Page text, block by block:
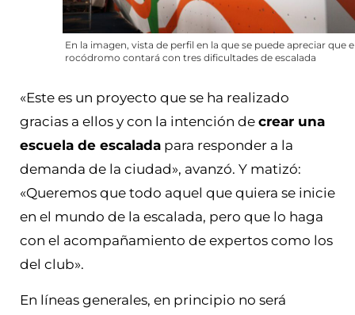
En la imagen, vista de perfil en la que se puede apreciar que
rocódromo contará con tres dificultades de escalada
«Este es un proyecto que se ha realizado
gracias a ellos y con la intención de crear una
escuela de escalada para responder a la
demanda de la ciudad», avanzó. Y matizó:
«Queremos que todo aquel que quiera se inicie
en el mundo de la escalada, pero que lo haga
con el acompañamiento de expertos como los
del club».
En líneas generales, en principio no será